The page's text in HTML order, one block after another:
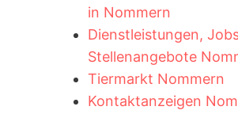
in Nommern
Dienstleistungen,
Stellenangebote
Tiermarkt Nommern
Kontaktanzeigen